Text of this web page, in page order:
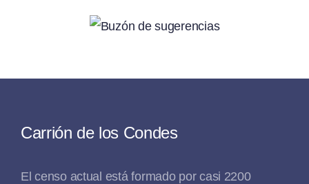
Carrión de los Condes
El censo actual está formado por casi 2200